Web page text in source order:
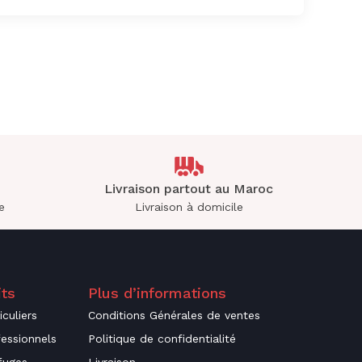
Livraison partout au Maroc
Livraison à domicile
Plus d’informations
Conditions Générales de ventes
Politique de confidentialité